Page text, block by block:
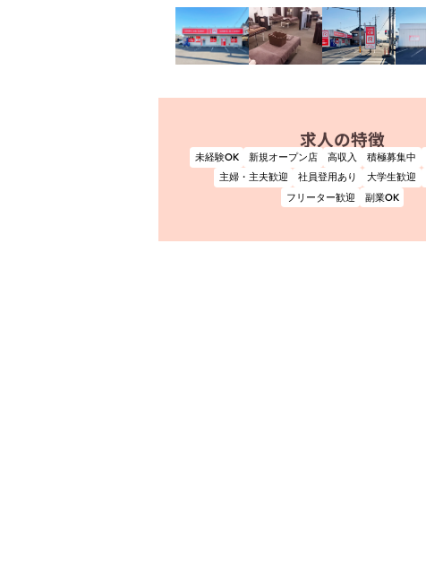
求人の特徴
未経験OK 新規オープン店 高収入 積極募集中
主婦・主夫歓迎
社員登用あり 大学生歓迎
フリーター歓迎
副業OK